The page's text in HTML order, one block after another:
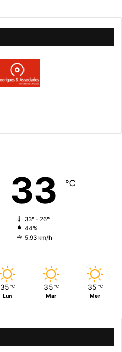
33 ℃
33º - 26º
44%
5.93 km/h
35 ℃
Lun
35 ℃
Mar
35 ℃
Mer